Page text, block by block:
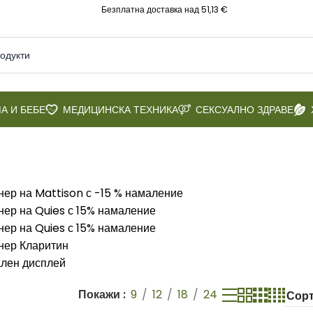
Безплатна доставка над 51,13 €
И БЕБЕ МЕДИЦИНСКА ТЕХНИКА СЕКСУАЛНО ЗДРАВЕ
Покажи 9 12 18 24